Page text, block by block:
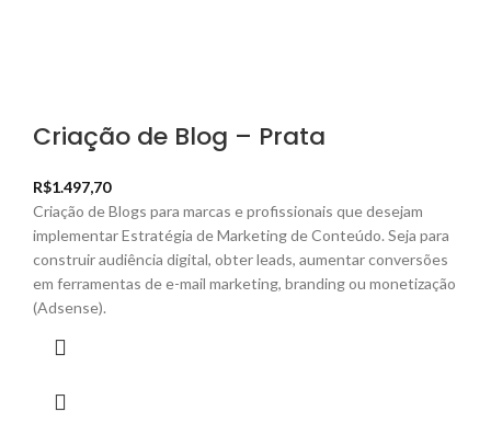
Criação de Blog – Prata
R$1.497,70
Criação de Blogs para marcas e profissionais que desejam
implementar Estratégia de Marketing de Conteúdo. Seja para
construir audiência digital, obter leads, aumentar conversões
em ferramentas de e-mail marketing, branding ou monetização
(Adsense).